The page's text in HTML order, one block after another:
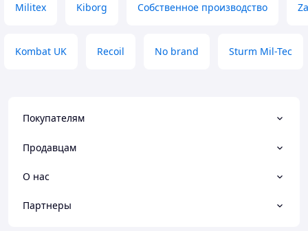
Militex Kiborg Собственное производство
Kombat UK Recoil No brand Sturm Mil-Tec
Покупателям
Продавцам
О нас
Партнеры